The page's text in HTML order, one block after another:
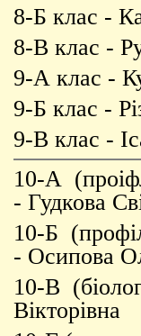
8-Б клас -
8-В клас -
9-А клас -
9-Б клас -
9-В клас -
10-А
- Гудкова
10-Б
- Осипова
10-В
Вікторівна